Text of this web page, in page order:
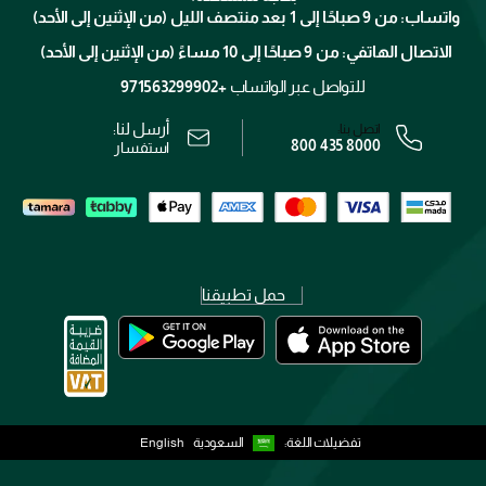
الإرجاع
برنامج الولاء ميوز
الوظائف
الشروط و الأحكام
رقم السجل التجاري: 7013320481 — صادر من وزارة التجارة
واتساب: من 9 صباحًا إلى 1 بعد منتصف الليل (من الإثنين إلى الأحد)
الاتصال الهاتفي: من 9 صباحًا إلى 10 مساءً (من الإثنين إلى الأحد)
للتواصل عبر الواتساب +971563299902
اتصل بنا:
800 435 8000
أرسل لنا:
استفسار
حمل تطبيقنا
تفضيلات اللغة: السعودية English